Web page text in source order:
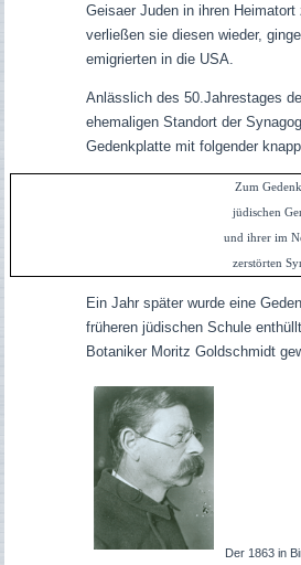
Geisaer Juden in ihren
verließen sie diesen wieder,
emigrierten in die USA.
Anlässlich des 50.Jahrestages
ehemaligen Standort der
Gedenkplatte mit folgender
Zum
jüdischen
und ihrer im
zerstörten
Ein Jahr später wurde eine
früheren jüdischen Schule
Botaniker Moritz Goldschmidt
Der 1863 in